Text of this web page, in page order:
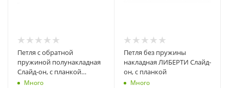
Петля с обратной
пружиной полунакладная
Слайд-он, с планкой
(вывод)
Много
Петля без пружины
накладная ЛИБЕРТИ Слайд-
он, с планкой
Много